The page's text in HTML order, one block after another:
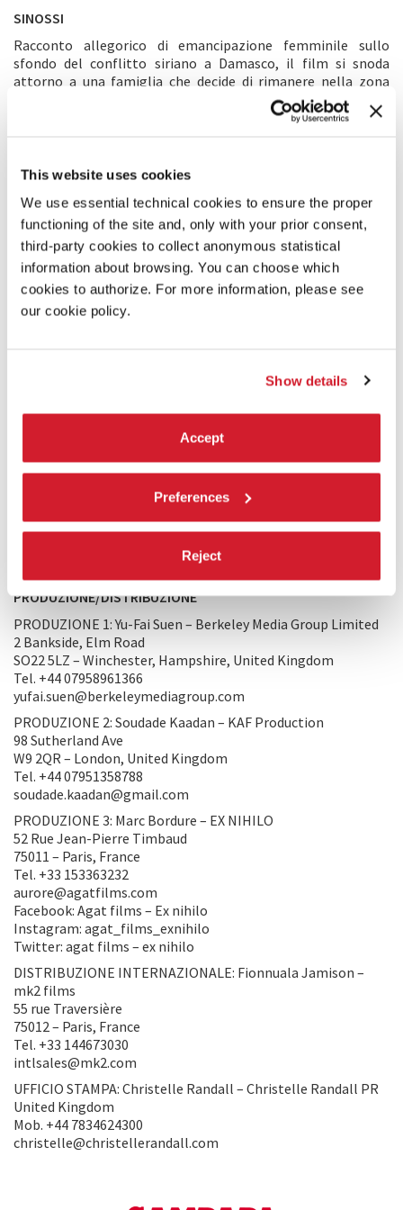
This website uses cookies
We use essential technical cookies to ensure the proper
functioning of the site and, only with your prior consent,
third-party cookies to collect anonymous statistical
information about browsing. You can choose which
cookies to authorize. For more information, please see
our cookie policy.
Show details
Accept
Preferences
Reject
SINOSSI
Racconto allegorico di emancipazione femminile sullo
sfondo del conflitto siriano a Damasco, il film si snoda
attorno a una famiglia che decide di rimanere nella zona
assediata. Quando una granata provoca una voragine nel
tetto dell’edificio in cui vivono la quattordicenne Zeina e la
vicinanze cala una corda attraverso l’apertura nel tetto e
è determinato a rimanere nella sua casa e a non diventare un
rifugiato, questa nuova finestra apre un mondo
inimmaginabile di possibilità a lei e alla madre, che ora si
trovano di fronte al dilemma se restare o partire.
COMMENTO DELLA REGISTA
damascena era conservatrice, anche nelle famiglie liberali.
Con la nuova ondata di sfollamenti, è diventato normale (per
abbiamo iniziato a prendere decisioni che prima non
avremmo mai preso. Ora, purtroppo, non esiste più una
società, è successo qualcosa di nuovo.
‘Nezouh’ in arabo indica lo spostamento di anime, acqua e
persone; è lo spostamento della luce e dell’oscurità.
Nezouh
cerca di parlare di questa inevitabile invasione di luce e
speranza in mezzo a questo caos.
PRODUZIONE/DISTRIBUZIONE
PRODUZIONE 1: Yu-Fai Suen – Berkeley Media Group Limited
2 Bankside, Elm Road
SO22 5LZ – Winchester, Hampshire, United Kingdom
Tel. +44 07958961366
yufai.suen@berkeleymediagroup.com
PRODUZIONE 2: Soudade Kaadan – KAF Production
98 Sutherland Ave
W9 2QR – London, United Kingdom
Tel. +44 07951358788
soudade.kaadan@gmail.com
PRODUZIONE 3: Marc Bordure – EX NIHILO
52 Rue Jean-Pierre Timbaud
75011 – Paris, France
Tel. +33 153363232
aurore@agatfilms.com
Facebook: Agat films – Ex nihilo
Instagram: agat_films_exnihilo
Twitter: agat films – ex nihilo
DISTRIBUZIONE INTERNAZIONALE: Fionnuala Jamison –
mk2 films
55 rue Traversière
75012 – Paris, France
Tel. +33 144673030
intlsales@mk2.com
UFFICIO STAMPA: Christelle Randall – Christelle Randall PR
United Kingdom
Mob. +44 7834624300
christelle@christellerandall.com